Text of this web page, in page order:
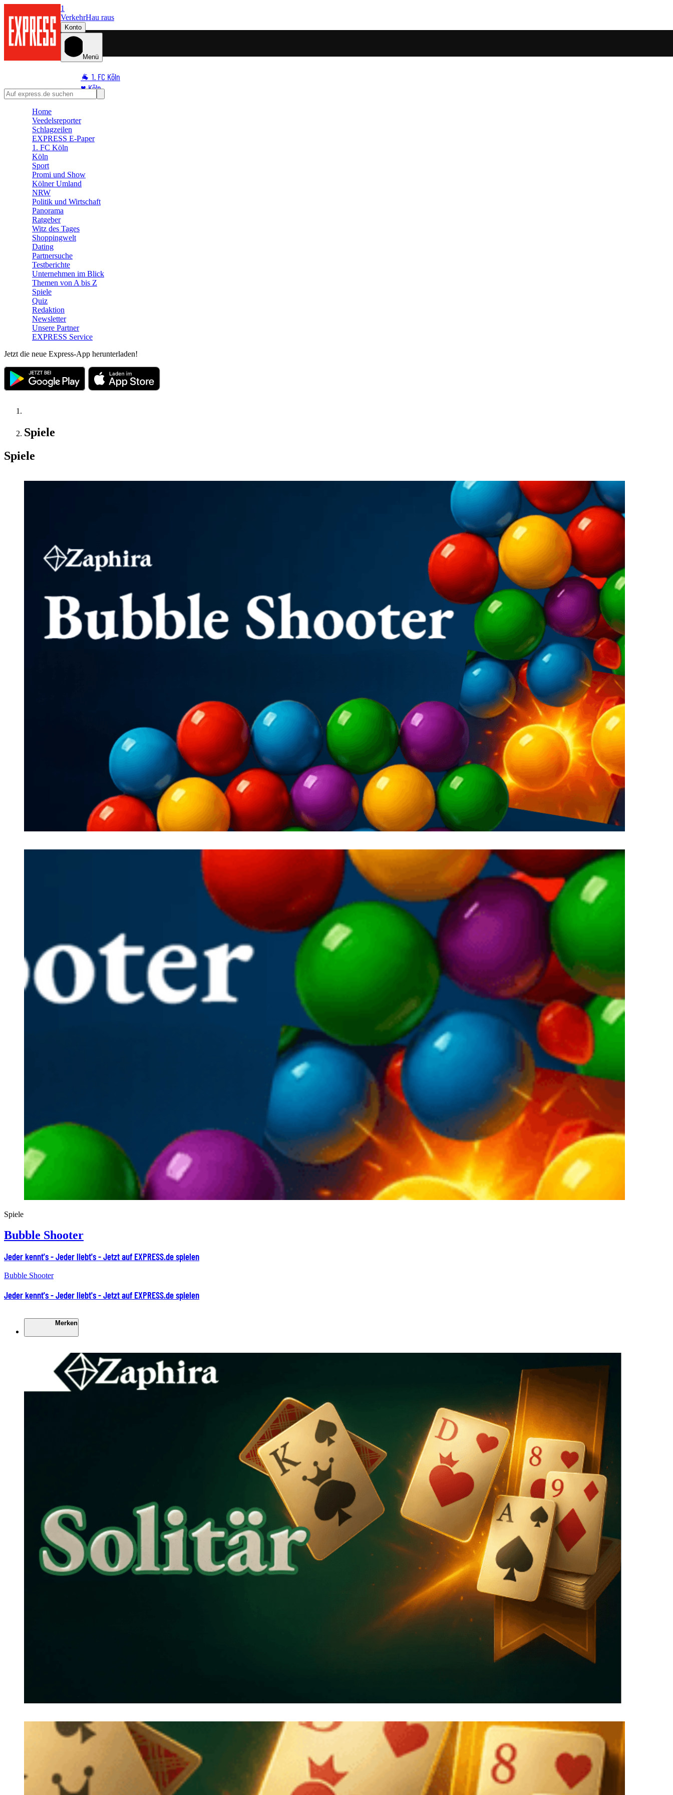
1
VerkehrHau raus
Konto
Menü
🐐 1. FC Köln
♥️ Köln
⭐ Promi
🧩 Spiele
Home
Veedelsreporter
Schlagzeilen
EXPRESS E-Paper
1. FC Köln
Köln
Sport
Promi und Show
Kölner Umland
NRW
Politik und Wirtschaft
Panorama
Ratgeber
Witz des Tages
Shoppingwelt
Dating
Partnersuche
Testberichte
Unternehmen im Blick
Themen von A bis Z
Spiele
Quiz
Redaktion
Newsletter
Unsere Partner
EXPRESS Service
Jetzt die neue Express-App herunterladen!
Spiele
Spiele
Spiele
Bubble Shooter
Jeder kennt's - Jeder liebt's - Jetzt auf EXPRESS.de spielen
Bubble Shooter
Jeder kennt's - Jeder liebt's - Jetzt auf EXPRESS.de spielen
Merken